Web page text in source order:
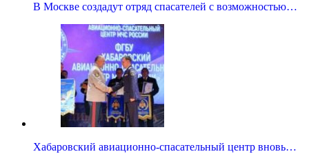
В Москве создадут отряд спасателей с возможностью…
Хабаровский авиационно-спасательный центр вновь…